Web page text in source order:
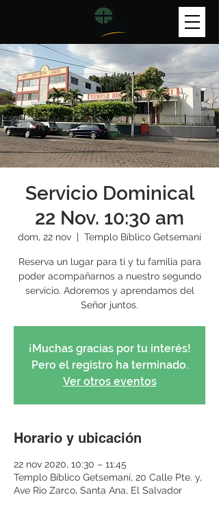
Servicio Dominical
22 Nov. 10:30 am
dom, 22 nov
  |
Templo Bíblico Getsemaní
Reserva un lugar para ti y tu familia para
poder acompañarnos a nuestro segundo
servicio. Adoremos y aprendamos del
Señor juntos.
¡Muchas gracias por tu interés!
Pero el registro ha terminado.
Ver otros eventos
Horario y ubicación
22 nov 2020, 10:30 – 11:45
Templo Bíblico Getsemaní, 20 Calle Pte. y,
Ave Rio Zarco, Santa Ana, El Salvador